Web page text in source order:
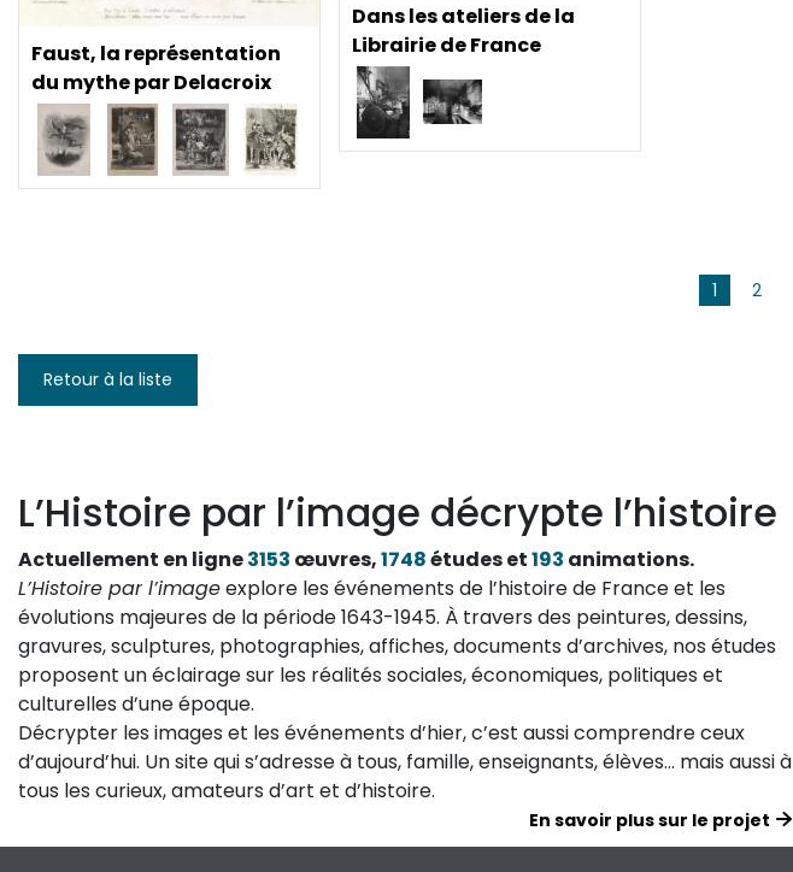
Faust, la représentation
du mythe par Delacroix
Dans les ateliers de la
Librairie de France
1 2
Retour à la liste
L’Histoire par l’image décrypte l’histoire
Actuellement en ligne3153 œuvres,1748études et193 animations.
L’Histoire par l’imageexplore les événements de l’histoire de France et les
évolutions majeures de la période 1643-1945. À travers des peintures, dessins,
gravures, sculptures, photographies, affiches, documents d’archives, nos études
proposent un éclairage sur les réalités sociales, économiques, politiques et
culturelles d’une époque.
Décrypter les images et les événements d’hier, c’est aussi comprendre ceux
d’aujourd’hui. Un site qui s’adresse à tous, famille, enseignants, élèves… mais aussi à
tous les curieux, amateurs d’art et d’histoire.
En savoir plus sur le projet